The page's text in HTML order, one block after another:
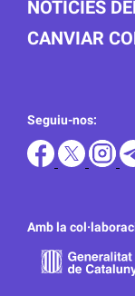
NOTICIES
CANVIAR
Seguiu-nos:
Amb la